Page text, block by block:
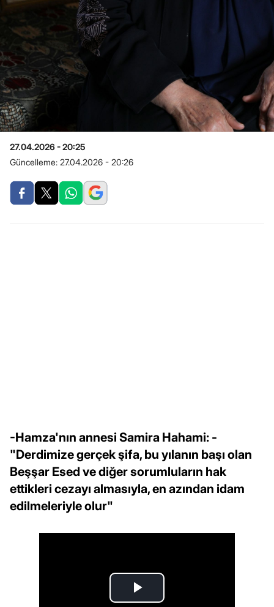
27.04.2026 - 20:25
Güncelleme: 27.04.2026 - 20:26
-Hamza'nın annesi Samira Hahami: -
"Derdimize gerçek şifa, bu yılanın başı olan
Beşşar Esed ve diğer sorumluların hak
ettikleri cezayı almasıyla, en azından idam
edilmeleriyle olur"